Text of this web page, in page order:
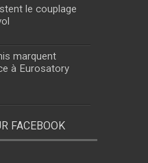
le couplage
marquent
à Eurosatory
FACEBOOK